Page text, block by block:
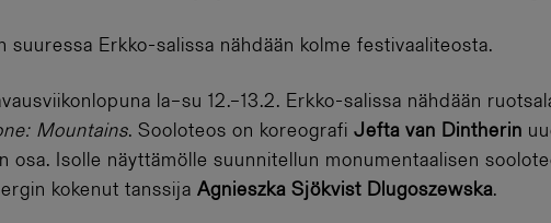
suuressa Erkko-salissa nähdään kolme festivaaliteosta.
la–su 12.–13.2. Erkko-salissa nähdään
Mountains. Sooloteos on koreografi Jefta van Dintherin
osa. Isolle näyttämölle suunnitellun monumentaalisen
kokenut tanssija Agnieszka Sjökvist Dlugoszewska.